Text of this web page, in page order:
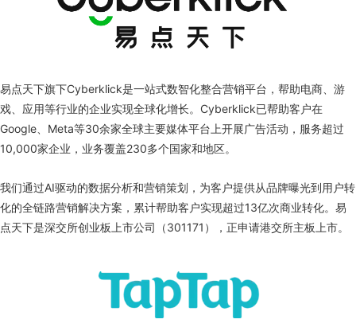
易点天下旗下Cyberklick是一站式数智化整合营销平台，帮助电商、游
戏、应用等行业的企业实现全球化增长。Cyberklick已帮助客户在
Google、Meta等30余家全球主要媒体平台上开展广告活动，服务超过
10,000家企业，业务覆盖230多个国家和地区。
我们通过AI驱动的数据分析和营销策划，为客户提供从品牌曝光到用户转
化的全链路营销解决方案，累计帮助客户实现超过13亿次商业转化。易
点天下是深交所创业板上市公司（301171），正申请港交所主板上市。